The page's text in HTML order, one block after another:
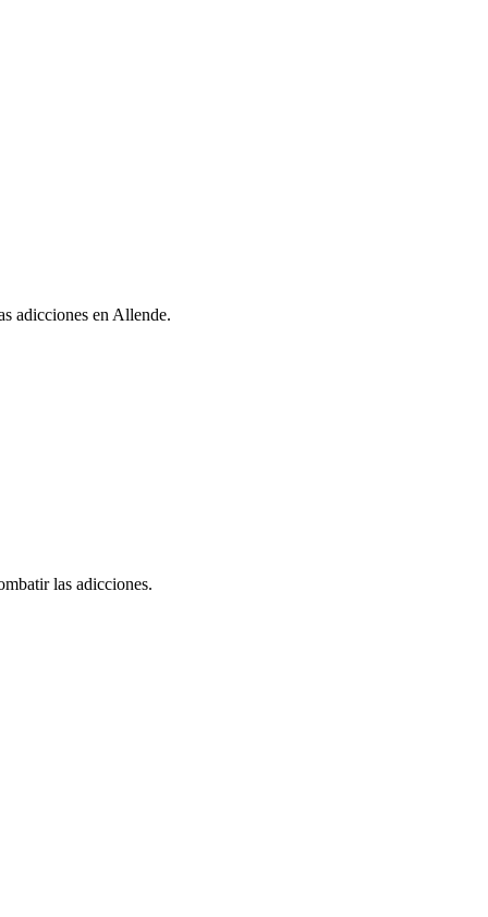
adicciones en Allende.
las adicciones.